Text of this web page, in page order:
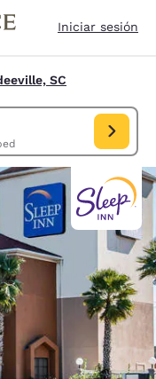
Iniciar sesión
SC
Fecha de entrada ago